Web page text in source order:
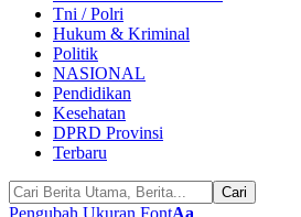
Tni / Polri
Hukum & Kriminal
Politik
NASIONAL
Pendidikan
Kesehatan
DPRD Provinsi
Terbaru
Pengubah Ukuran FontAa